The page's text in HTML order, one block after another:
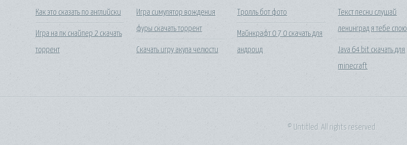
Как это сказать по английски
Игра на пк снайпер 2 скачать
торрент
Игра симулятор вождения
фуры скачать торрент
Скачать игру акула челюсти
Тролль бот фото
Майнкрафт 0 7 0 скачать для
андроид
Текст песни слушай
ленинград я тебе спою
Java 64 bit скачать для
minecraft
© Untitled. All rights reserved.